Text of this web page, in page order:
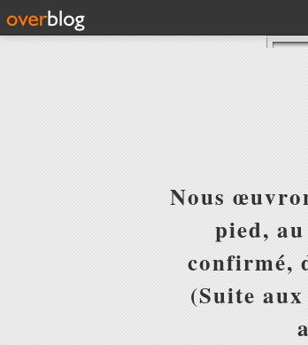
Nous
pied,
confirmé,
(Suite